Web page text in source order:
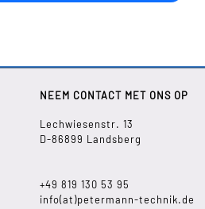
NEEM CONTACT MET ONS OP
Lechwiesenstr. 13
D-86899 Landsberg
+49 819 130 53 95
info(at)petermann-technik.de